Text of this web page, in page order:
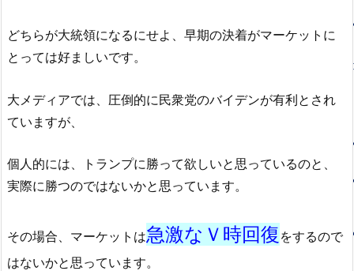
どちらが大統領になるにせよ、早期の決着がマーケットに
とっては好ましいです。
大メディアでは、圧倒的に民衆党のバイデンが有利とされ
ていますが、
個人的には、トランプに勝って欲しいと思っているのと、
実際に勝つのではないかと思っています。
その場合、マーケットは急激なＶ時回復 をするので
はないかと思っています。